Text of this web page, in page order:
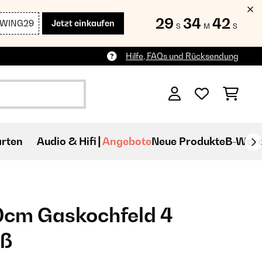
Jetzt einkaufen 29 S 34 M 41 S
Hilfe, FAQs und Rücksendung
Audio & Hifi AngeboteNeue ProdukteB-
Gaskochfeld 4